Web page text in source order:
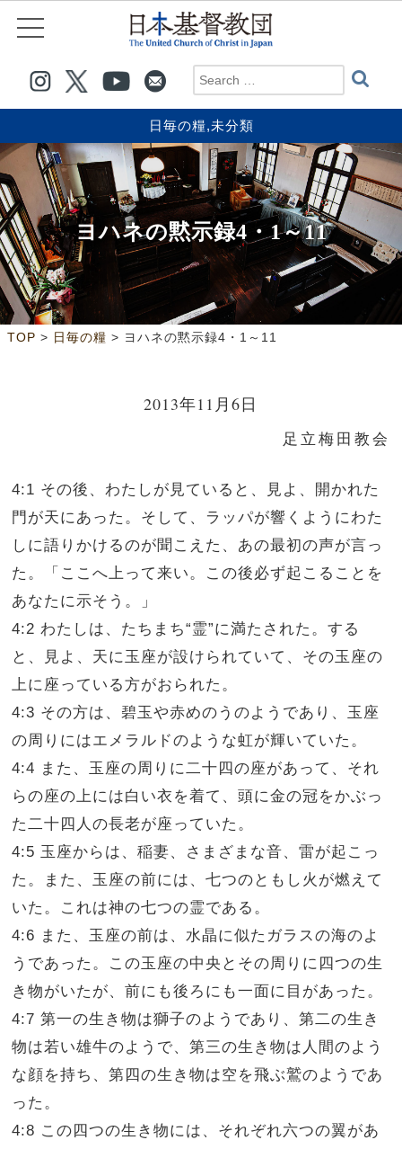
日毎の糧,未分類
ヨハネの黙示録4・1～11
TOP > 日毎の糧 > ヨハネの黙示録4・1～11
2013年11月6日
足立梅田教会
4:1 その後、わたしが見ていると、見よ、開かれた
門が天にあった。そして、ラッパが響くようにわた
しに語りかけるのが聞こえた、あの最初の声が言っ
た。「ここへ上って来い。この後必ず起こることを
あなたに示そう。」
4:2 わたしは、たちまち“霊”に満たされた。する
と、見よ、天に玉座が設けられていて、その玉座の
上に座っている方がおられた。
4:3 その方は、碧玉や赤めのうのようであり、玉座
の周りにはエメラルドのような虹が輝いていた。
4:4 また、玉座の周りに二十四の座があって、それ
らの座の上には白い衣を着て、頭に金の冠をかぶっ
た二十四人の長老が座っていた。
4:5 玉座からは、稲妻、さまざまな音、雷が起こっ
た。また、玉座の前には、七つのともし火が燃えて
いた。これは神の七つの霊である。
4:6 また、玉座の前は、水晶に似たガラスの海のよ
うであった。この玉座の中央とその周りに四つの生
き物がいたが、前にも後ろにも一面に目があった。
4:7 第一の生き物は獅子のようであり、第二の生き
物は若い雄牛のようで、第三の生き物は人間のよう
な顔を持ち、第四の生き物は空を飛ぶ鷲のようであ
った。
4:8 この四つの生き物には、それぞれ六つの翼があ